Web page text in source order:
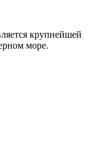
крупнейшей
море.